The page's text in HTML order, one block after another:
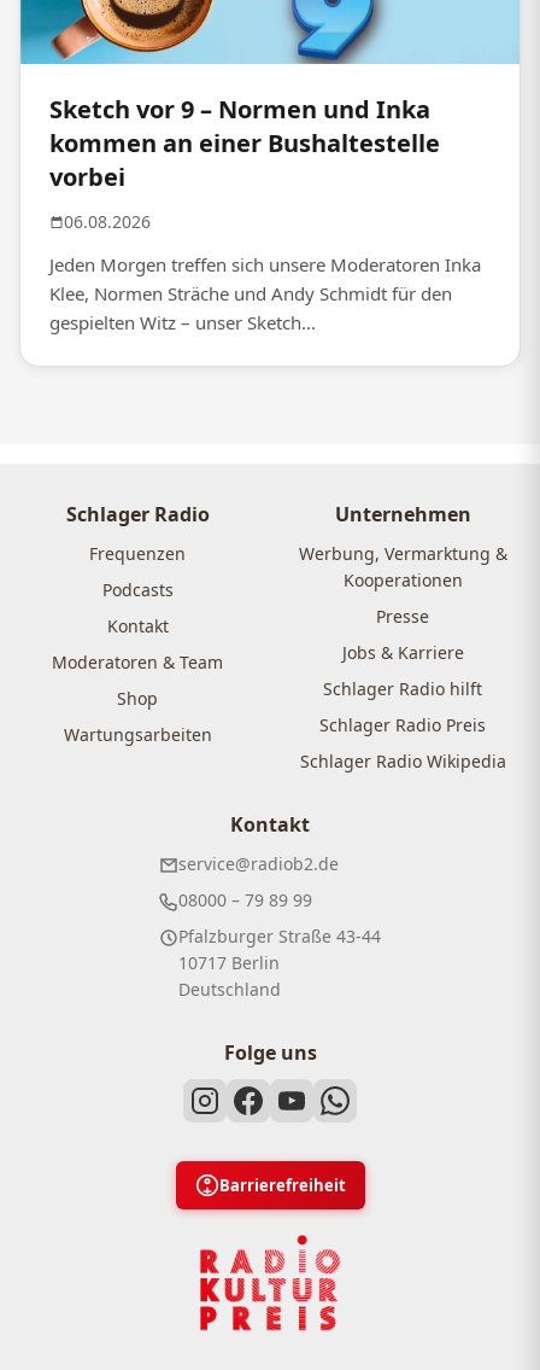
Sketch vor 9 – Normen und Inka
kommen an einer Bushaltestelle
vorbei
06.08.2026
Jeden Morgen treffen sich unsere Moderatoren Inka
Klee, Normen Sträche und Andy Schmidt für den
gespielten Witz – unser Sketch...
Schlager Radio
Frequenzen
Podcasts
Kontakt
Moderatoren & Team
Shop
Wartungsarbeiten
Unternehmen
Werbung, Vermarktung &
Kooperationen
Presse
Jobs & Karriere
Schlager Radio hilft
Schlager Radio Preis
Schlager Radio Wikipedia
Kontakt
service@radiob2.de
08000 – 79 89 99
Pfalzburger Straße 43-44
10717 Berlin
Deutschland
Folge uns
Barrierefreiheit